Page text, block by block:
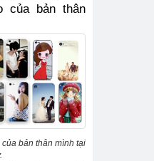
của bản thân
bản thân mình tại